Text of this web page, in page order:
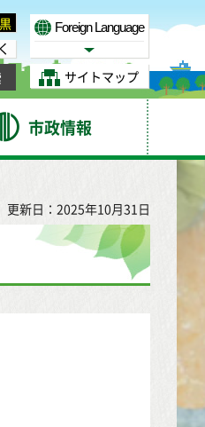
黒
Foreign Language
Select Language
サイトマップ
市政情報
更新日：2025年10月31日